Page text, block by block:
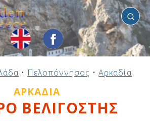
Ελλάδα
Ελλάδα
• Πελοπόννησος •Αρκαδία
ΑΡΚΑΔΊΑ
ΒΕΛΙΓΟΣΤΗΣ